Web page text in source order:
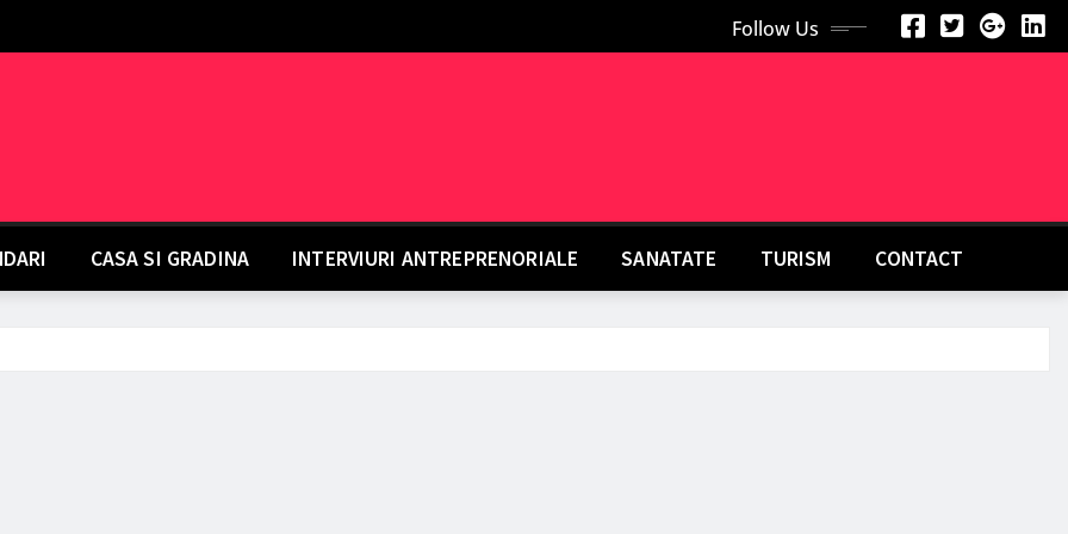
Follow Us
CASA SI GRADINA INTERVIURI ANTREPRENORIALE SANATATE TURISM CONTACT